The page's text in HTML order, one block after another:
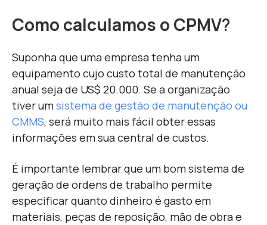
Como calculamos o CPMV?
Suponha que uma empresa tenha um
equipamento cujo custo total de manutenção
anual seja de US$ 20.000. Se a organização
tiver umsistema de gestão de manutenção ou
CMMS, será muito mais fácil obter essas
informações em sua central de custos.
É importante lembrar que um bom sistema de
geração de ordens de trabalho permite
especificar quanto dinheiro é gasto em
materiais, peças de reposição, mão de obra e